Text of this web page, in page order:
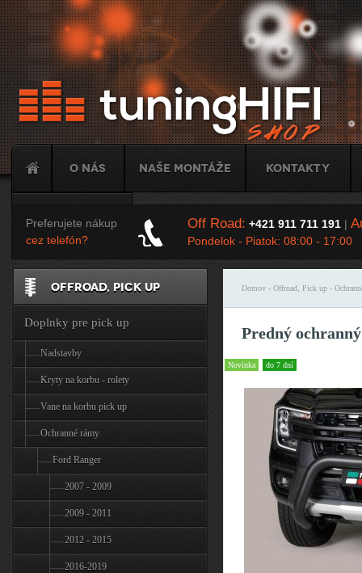
O nás Naše montáže Kontakty
Tuning
Preferujete nákup
cez telefón?
Off Road: +421 911 711 191|
Pondelok - Piatok: 08:00 - 17:00
Domov› Offroad, Pick up›
Predný
Novinka do 7 dní
OFFROAD, PICK UP
Doplnky pre pick up
Nadstavby
Kryty na korbu - rolety
Vane na korbu pick up
Ochranné rámy
Ford Ranger
2007 - 2009
2009 - 2011
2012 - 2015
2016-2019